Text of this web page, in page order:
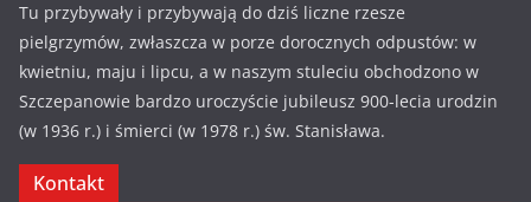
Tu przybywały i przybywają do dziś liczne rzesze
pielgrzymów, zwłaszcza w porze dorocznych odpustów: w
kwietniu, maju i lipcu, a w naszym stuleciu obchodzono w
Szczepanowie bardzo uroczyście jubileusz 900-lecia urodzin
(w 1936 r.) i śmierci (w 1978 r.) św. Stanisława.
Kontakt